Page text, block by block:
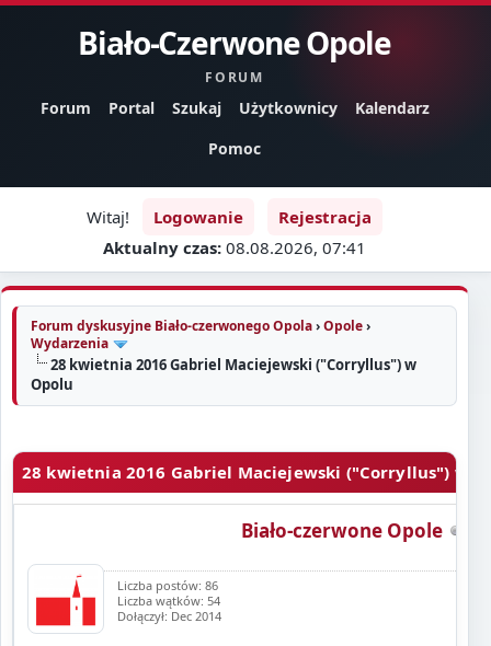
Biało-Czerwone Opole
FORUM
Forum Portal Szukaj Użytkownicy
Kalendarz
Pomoc
Witaj! Logowanie
Rejestracja
Aktualny czas: 08.08.2026, 07:41
Forum dyskusyjne Biało-czerwonego Opola›Opole›
Wydarzenia
28 kwietnia 2016 Gabriel Maciejewski ("Corryllus") w
Opolu
28 kwietnia 2016 Gabriel Maciejewski ("Corryllus") w
Biało-czerwone Opole
Liczba postów: 86
Liczba wątków: 54
Dołączył: Dec 2014